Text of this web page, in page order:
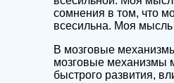
сомнения в том, что
всесильна. Моя мысль
В мозговые
мозговые механизмы
быстрого развития,